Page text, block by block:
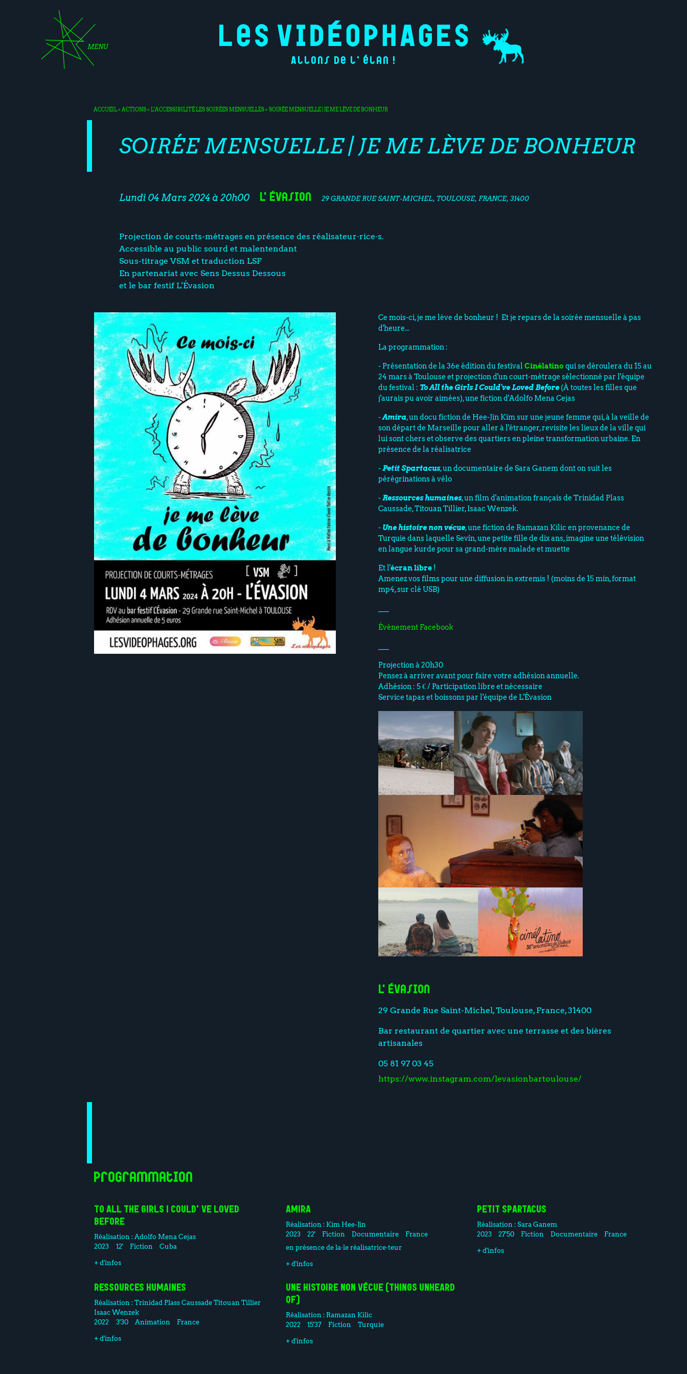
MENU
Allons de l'élan !
ACCUEIL<ACTIONS<L'ACCESSIBILITÉLES SOIRÉES MENSUELLES< SOIRÉE MENSUELLE | JE ME LÈVE DE BONHEUR
SOIRÉE MENSUELLE | JE ME LÈVE DE BONHEUR
Lundi 04 Mars 2024 à 20h00 L'Évasion 29 GRANDE RUE SAINT-MICHEL, TOULOUSE, FRANCE, 31400
Projection de courts-métrages en présence des réalisateur·rice·s.
Accessible au public sourd et malentendant
Sous-titrage VSM et traduction LSF
En partenariat avec Sens Dessus Dessous
et le bar festif L'Évasion
Ce mois-ci, je me lève de bonheur ! Et je repars de la soirée mensuelle à pas
d'heure...
La programmation :
- Présentation de la 36e édition du festival Cinélatino qui se déroulera du 15 au
24 mars à Toulouse et projection d'un court-métrage sélectionné par l'équipe
du festival : To All the Girls I Could've Loved Before(À toutes les filles que
j'aurais pu avoir aimées), une fiction d'Adolfo Mena Cejas
-Amira, un docu fiction de Hee-Jin Kim sur une jeune femme qui, à la veille de
son départ de Marseille pour aller à l'étranger, revisite les lieux de la ville qui
lui sont chers et observe des quartiers en pleine transformation urbaine. En
présence de la réalisatrice
-Petit Spartacus, un documentaire de Sara Ganem dont on suit les
pérégrinations à vélo
-Ressources humaines, un film d'animation français de Trinidad Plass
Caussade, Titouan Tillier, Isaac Wenzek.
- Une histoire non vécue, une fiction de Ramazan Kilic en provenance de
Turquie dans laquelle Sevîn, une petite fille de dix ans, imagine une télévision
en langue kurde pour sa grand-mère malade et muette
Et l'écran libre!
Amenez vos films pour une diffusion in extremis ! (moins de 15 min, format
mp4, sur clé USB)
Événement Facebook
Projection à 20h30
Pensez à arriver avant pour faire votre adhésion annuelle.
Adhésion : 5 € / Participation libre et nécessaire
Service tapas et boissons par l'équipe de L'Évasion
L'Évasion
29 Grande Rue Saint-Michel, Toulouse, France, 31400
Bar restaurant de quartier avec une terrasse et des bières
artisanales
05 81 97 03 45
https://www.instagram.com/levasionbartoulouse/
Programmation
TO ALL THE GIRLS I COULD'VE LOVED
BEFORE
Réalisation : Adolfo Mena Cejas
2023
12' Fiction Cuba
+ d'infos
AMIRA
Réalisation : Kim Hee-Jin
2023
22' Fiction Documentaire
France
en présence de la·le réalisatrice·teur
+ d'infos
PETIT SPARTACUS
Réalisation :Sara Ganem
2023
27'50 Fiction Documentaire France
+ d'infos
RESSOURCES HUMAINES
Réalisation :Trinidad Plass Caussade Titouan Tillier
Isaac Wenzek
2022
3'30 Animation France
+ d'infos
UNE HISTOIRE NON VÉCUE (THINGS UNHEARD
OF)
Réalisation : Ramazan Kilic
2022
15'37 Fiction Turquie
+ d'infos